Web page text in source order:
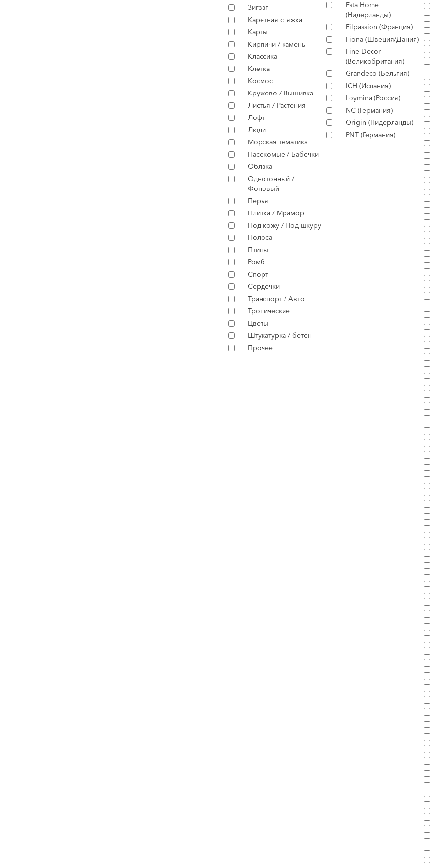
Зигзаг
Каретная стяжка
Карты
Кирпичи / камень
Классика
Клетка
Космос
Кружево / Вышивка
Листья / Растения
Лофт
Люди
Морская тематика
Насекомые / Бабочки
Облака
Однотонный /
Фоновый
Перья
Плитка / Мрамор
Под кожу / Под шкуру
Полоса
Птицы
Ромб
Спорт
Сердечки
Транспорт / Авто
Тропические
Цветы
Штукатурка / бетон
Прочее
Esta Home
(Нидерланды)
Filpassion (Франция)
Fiona (Швеция/Дания)
Fine Decor
(Великобритания)
Grandeco (Бельгия)
ICH (Испания)
Loymina (Россия)
NC (Германия)
Origin (Нидерланды)
PNT (Германия)